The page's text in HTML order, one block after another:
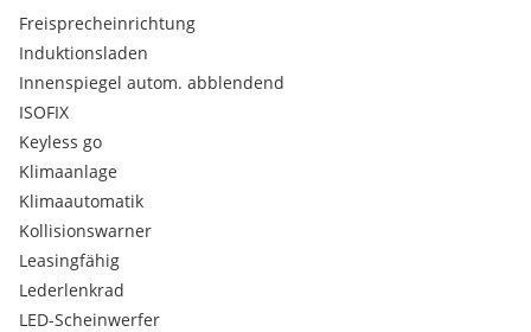
Rückfahrkamera
Einparkhilfe selbstlenkend
Elektrische Heckklappe
Müdigkeitswarnsystem
Leichtmetallfelgen
LED Tagfahrlicht
Bluetooth
Regensensor
Laderaumabdeckung
Tempomat mit Bremsfunktion
Servolenkung
Seitenairbags
Beifahrer Airbag
Freisprecheinrichtung
Induktionsladen
Innenspiegel autom. abblendend
ISOFIX
Keyless go
Klimaanlage
Klimaautomatik
Kollisionswarner
Leasingfähig
Lederlenkrad
LED-Scheinwerfer